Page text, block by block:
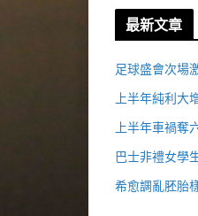
最新文章
足球盛會次場
上半年純利大
上半年車禍奪
巴士非禮女學
希愈調亂胚胎